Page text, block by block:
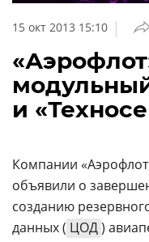
обзоры
кабинет
О
проекте
Аналитика
Конференции
Техника
15 окт 2013 15:10 |
и
Компании
объявили о
созданию
данных ( ЦОД)